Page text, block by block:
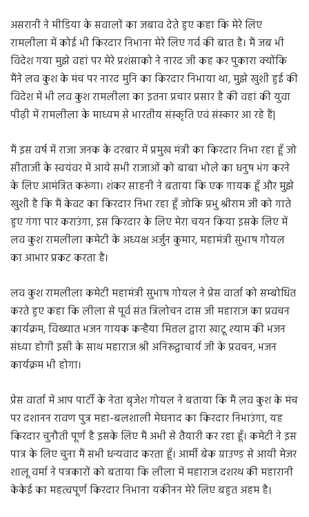
असरानी ने मीडिया के सवालों का जबाव देते हुए कहा कि मेरे लिए
रामलीला में कोई भी किरदार निभाना मेरे लिए गर्व की बात है। मैं जब भी
विदेश गया मुझे वहां पर मेरे प्रशंसाको ने नारद जी कह कर पुकारा क्योंकि
मैंने लव कुश के मंच पर नारद मुनि का किरदार निभाया था, मुझे खुशी हुई की
विदेश में भी लव कुश रामलीला का इतना प्रचार प्रसार है की वहां की युवा
पीढ़ी में रामलीला के माध्यम से भारतीय संस्कृति एवं संस्कार आ रहे हैं|
मैं इस वर्ष में राजा जनक के दरबार में प्रमुख मंत्री का किरदार निभा रहा हूँ जो
सीताजी के स्वयंवर में आये सभी राजाओं को बाबा भोले का धनुष भंग करने
के लिए आमंत्रित करूंगा। शंकर साहनी ने बताया कि एक गायक हूँ और मुझे
खुशी है कि मैं केवट का किरदार निभा रहा हूँ जोकि प्रभु श्रीराम जी को गाते
हुए गंगा पार कराउंगा, इस किरदार के लिए मेरा चयन किया इसके लिए में
लव कुश रामलीला कमेटी के अध्यक्ष अर्जुन कुमार, महामंत्री सुभाष गोयल
का आभार प्रकट करता है।
लव कुश रामलीला कमेटी महामंत्री सुभाष गोयल ने प्रेस वार्ता को सम्बोधित
करते हुए कहा कि लीला से पूर्व संत त्रिलोचन दास जी महाराज का प्रवचन
कार्यक्रम, विख्यात भजन गायक कन्हैया मित्तल द्वारा खाटू श्याम की भजन
संध्या होगी इसी के साथ महाराज श्री अनिरूद्वाचार्य जी के प्रवचन, भजन
कार्यक्रम भी होगा।
प्रेस वार्ता में आप पार्टी के नेता बृजेश गोयल ने बताया कि मैं लव कुश के मंच
पर दशानन रावण पुत्र महा-बलशाली मेघनाद का किरदार निभाउंगा, यह
किरदार चुनौती पूर्ण है इसके लिए मैं अभी से तैयारी कर रहा हूँ। कमेटी ने इस
पात्र के लिए चुना मैं सभी धन्यवाद करता हूँ। आर्मी बेक ग्राउण्ड से आयी मेजर
शालू वर्मा ने पत्रकारों को बताया कि लीला में महाराज दशरथ की महारानी
केकेई का महत्वपूर्ण किरदार निभाना यकीनन मेरे लिए बहुत अहम है।